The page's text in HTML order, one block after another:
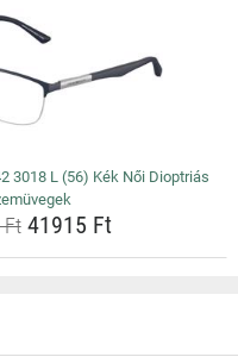
3018 L (56) Kék Női Dioptriás
41915 Ft